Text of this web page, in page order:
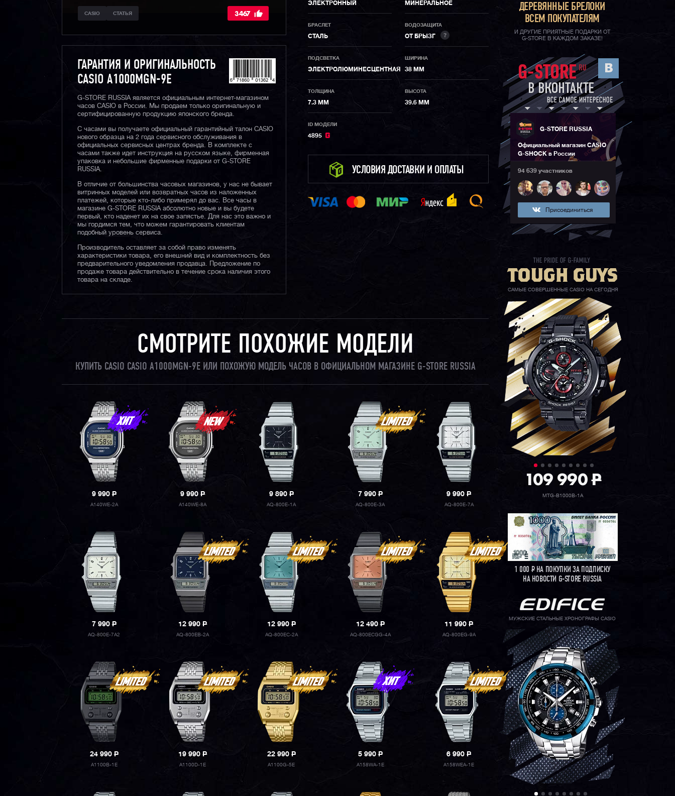
CASIO СТАТЬЯ 3467
ГАРАНТИЯ И ОРИГИНАЛЬНОСТЬ
CASIO A1000MGN-9E
G-STORE RUSSIA является официальным интернет-магазином
часов CASIO в России. Мы продаем только оригинальную и
сертифицированную продукцию японского бренда.
С часами вы получаете официальный гарантийный талон CASIO
нового образца на 2 года сервисного обслуживания в
официальных сервисных центрах бренда. В комплекте с
часами также идет инструкция на русском языке, фирменная
упаковка и небольшие фирменные подарки от G-STORE
RUSSIA.
В отличие от большинства часовых магазинов, у нас не бывает
витринных моделей или возвратных часов из наложенных
платежей, которые кто-либо примерял до вас. Все часы в
магазине G-STORE RUSSIA абсолютно новые и вы будете
первый, кто наденет их на свое запястье. Для нас это важно и
мы гордимся тем, что можем гарантировать клиентам
подобный уровень сервиса.
Производитель оставляет за собой право изменять
характеристики товара, его внешний вид и комплектность без
предварительного уведомления продавца. Предложение по
продаже товара действительно в течение срока наличия этого
товара на складе.
ЭЛЕКТРОННЫЙ МИНЕРАЛЬНОЕ
БРАСЛЕТ
СТАЛЬ
ВОДОЗАЩИТА
ОТ БРЫЗГ ?
ПОДСВЕТКА
ЭЛЕКТРОЛЮМИНЕСЦЕНТНАЯ
ШИРИНА
38 ММ
ТОЛЩИНА
7.3 ММ
ВЫСОТА
39.6 ММ
ID МОДЕЛИ
4895
УСЛОВИЯ ДОСТАВКИ И ОПЛАТЫ
СМОТРИТЕ ПОХОЖИЕ МОДЕЛИ
КУПИТЬ CASIO CASIO A1000MGN-9E ИЛИ ПОХОЖУЮ МОДЕЛЬ ЧАСОВ В ОФИЦИАЛЬНОМ МАГАЗИНЕ G-STORE RUSSIA
9 990P
A140WE-2A
9 990P
A140WE-8A
9 890 P
AQ-800E-1A
7 990P
AQ-800E-3A
9 990P
AQ-800E-7A
7 990P
AQ-800E-7A2
12 990P
AQ-800EB-2A
12 990 P
AQ-800EC-2A
12 490P
AQ-800ECGG-4A
11 990P
AQ-800EG-9A
24 990P
A1100B-1E
19 990P
A1100D-1E
22 990 P
A1100G-5E
5 990P
A158WA-1E
6 990P
A158WEA-1E
ДЕРЕВЯННЫЕ БРЕЛОКИ
ВСЕМ ПОКУПАТЕЛЯМ
И ДРУГИЕ ПРИЯТНЫЕ ПОДАРКИ ОТ
G-STORE В КАЖДОМ ЗАКАЗЕ!
G-STORE RUSSIA
Официальный магазин CASIO
G-SHOCK в России
94 639 участников
Присоединиться
САМЫЕ СОВЕРШЕННЫЕ CASIO НА СЕГОДНЯ
109 990P
MTG-B1000B-1A
1 000РНА ПОКУПКИ ЗА ПОДПИСКУ
НА НОВОСТИ G-STORE RUSSIA
МУЖСКИЕ СТАЛЬНЫЕ ХРОНОГРАФЫ CASIO